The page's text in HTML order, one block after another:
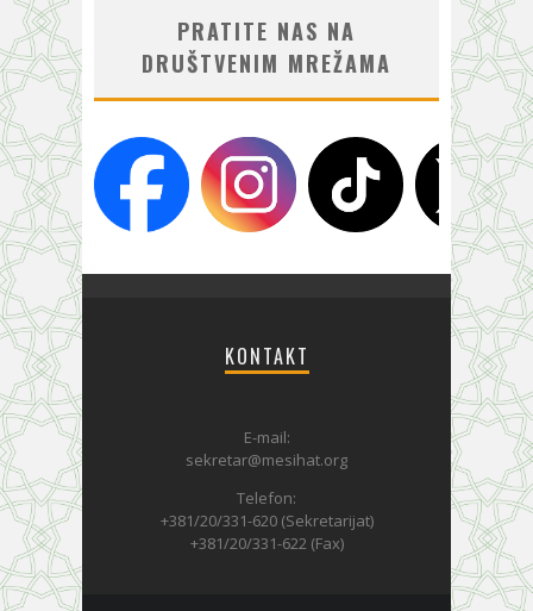
PRATITE NAS NA
DRUŠTVENIM MREŽAMA
KONTAKT
E-mail:
sekretar@mesihat.org
Telefon:
+381/20/331-620 (Sekretarijat)
+381/20/331-622 (Fax)